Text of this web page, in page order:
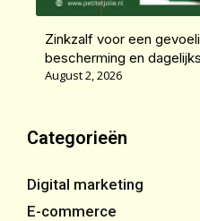
Zinkzalf voor een
bescherming en
August 2, 2026
Categorieën
Digital marketing
E-commerce